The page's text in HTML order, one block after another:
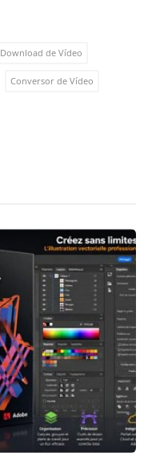
Download de Vídeo
Conversor de Vídeo